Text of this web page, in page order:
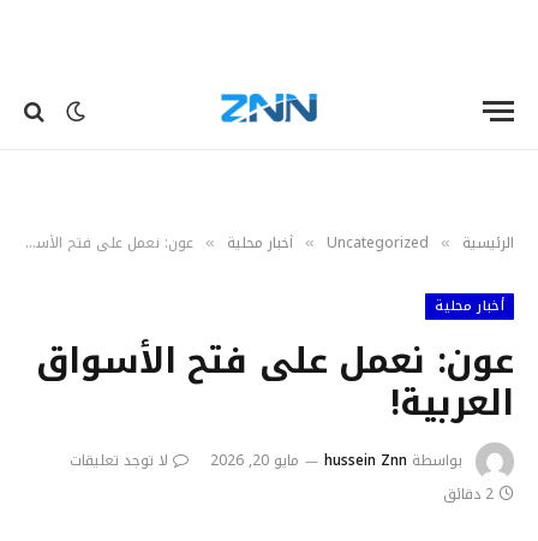
الرئيسية »
Uncategorized
» أخبار محلية » عون: نعمل على فتح الأسواق العربية!
أخبار محلية
عون: نعمل على فتح الأسواق
العربية!
بواسطة hussein Znn مايو 20, 2026
لا توجد تعليقات
2 دقائق